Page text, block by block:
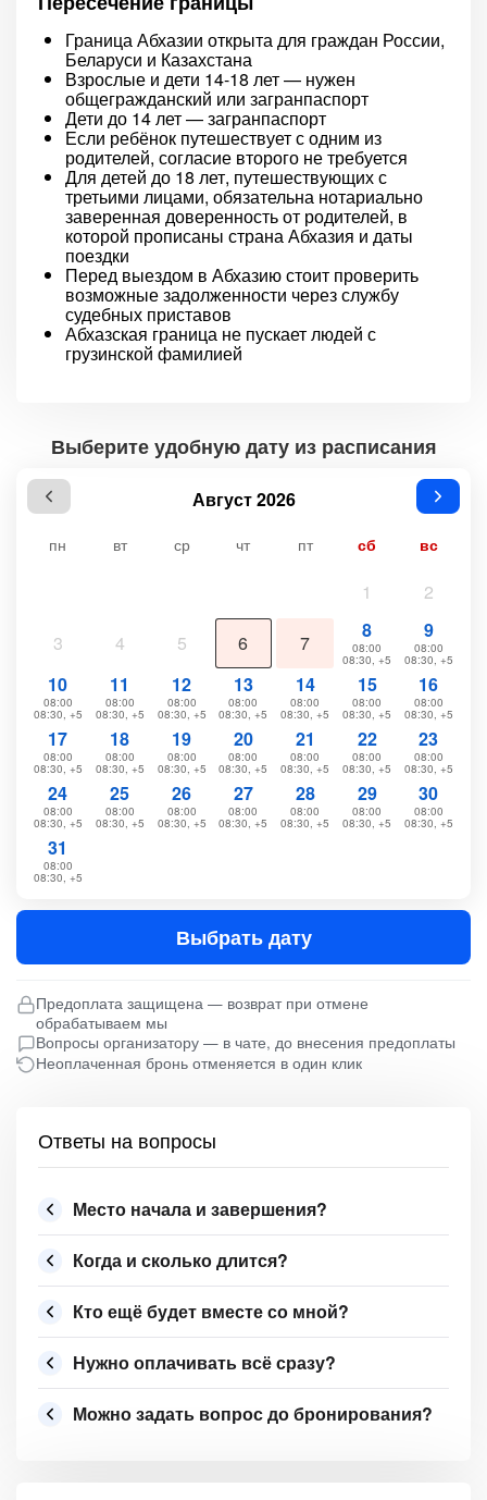
Граница Абхазии открыта для граждан России,
Беларуси и Казахстана
Взрослые и дети 14-18 лет — нужен
общегражданский или загранпаспорт
Дети до 14 лет — загранпаспорт
Если ребёнок путешествует с одним из
родителей, согласие второго не требуется
Для детей до 18 лет, путешествующих с
третьими лицами, обязательна нотариально
заверенная доверенность от родителей, в
которой прописаны страна Абхазия и даты
поездки
Перед выездом в Абхазию стоит проверить
возможные задолженности через службу
судебных приставов
Абхазская граница не пускает людей с
грузинской фамилией
Выберите удобную дату из расписания
Август 2026
пн вт ср чт пт сб вс
1 2
3 4 5 6 7
8
08:00
08:30, +5
9
08:00
08:30, +5
10
08:00
08:30, +5
11
08:00
08:30, +5
12
08:00
08:30, +5
13
08:00
08:30, +5
14
08:00
08:30, +5
15
08:00
08:30, +5
16
08:00
08:30, +5
17
08:00
08:30, +5
18
08:00
08:30, +5
19
08:00
08:30, +5
20
08:00
08:30, +5
21
08:00
08:30, +5
22
08:00
08:30, +5
23
08:00
08:30, +5
24
08:00
08:30, +5
25
08:00
08:30, +5
26
08:00
08:30, +5
27
08:00
08:30, +5
28
08:00
08:30, +5
29
08:00
08:30, +5
30
08:00
08:30, +5
31
08:00
08:30, +5
Выбрать дату
Предоплата защищена — возврат при отмене
обрабатываем мы
Вопросы организатору — в чате, до внесения предоплаты
Неоплаченная бронь отменяется в один клик
Ответы на вопросы
Место начала и завершения?
Когда и сколько длится?
Кто ещё будет вместе со мной?
Нужно оплачивать всё сразу?
Можно задать вопрос до бронирования?